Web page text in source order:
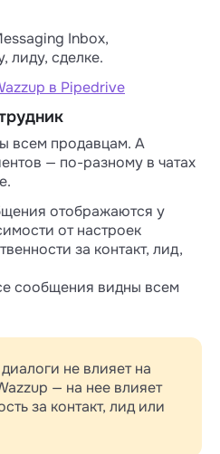
Inbox,
лиду, сделке.
в Pipedrive
всем продавцам. А
— по-разному в чатах
отображаются у
от настроек
за контакт, лид,
сообщения видны всем
не влияет на
— на нее влияет
за контакт, лид или